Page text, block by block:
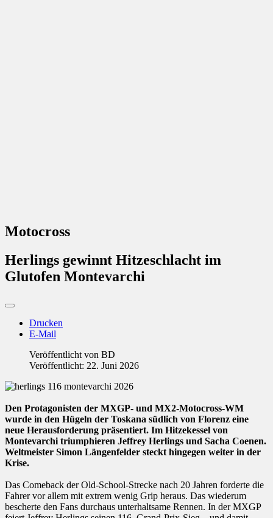
Motocross
Herlings gewinnt Hitzeschlacht im
Glutofen Montevarchi
Drucken
E-Mail
Veröffentlicht von BD
Veröffentlicht: 22. Juni 2026
Den Protagonisten der MXGP- und MX2-Motocross-WM
wurde in den Hügeln der Toskana südlich von Florenz eine
neue Herausforderung präsentiert. Im Hitzekessel von
Montevarchi triumphieren Jeffrey Herlings und Sacha Coenen.
Weltmeister Simon Längenfelder steckt hingegen weiter in der
Krise.
Das Comeback der Old-School-Strecke nach 20 Jahren forderte die
Fahrer vor allem mit extrem wenig Grip heraus. Das wiederum
bescherte den Fans durchaus unterhaltsame Rennen. In der MXGP